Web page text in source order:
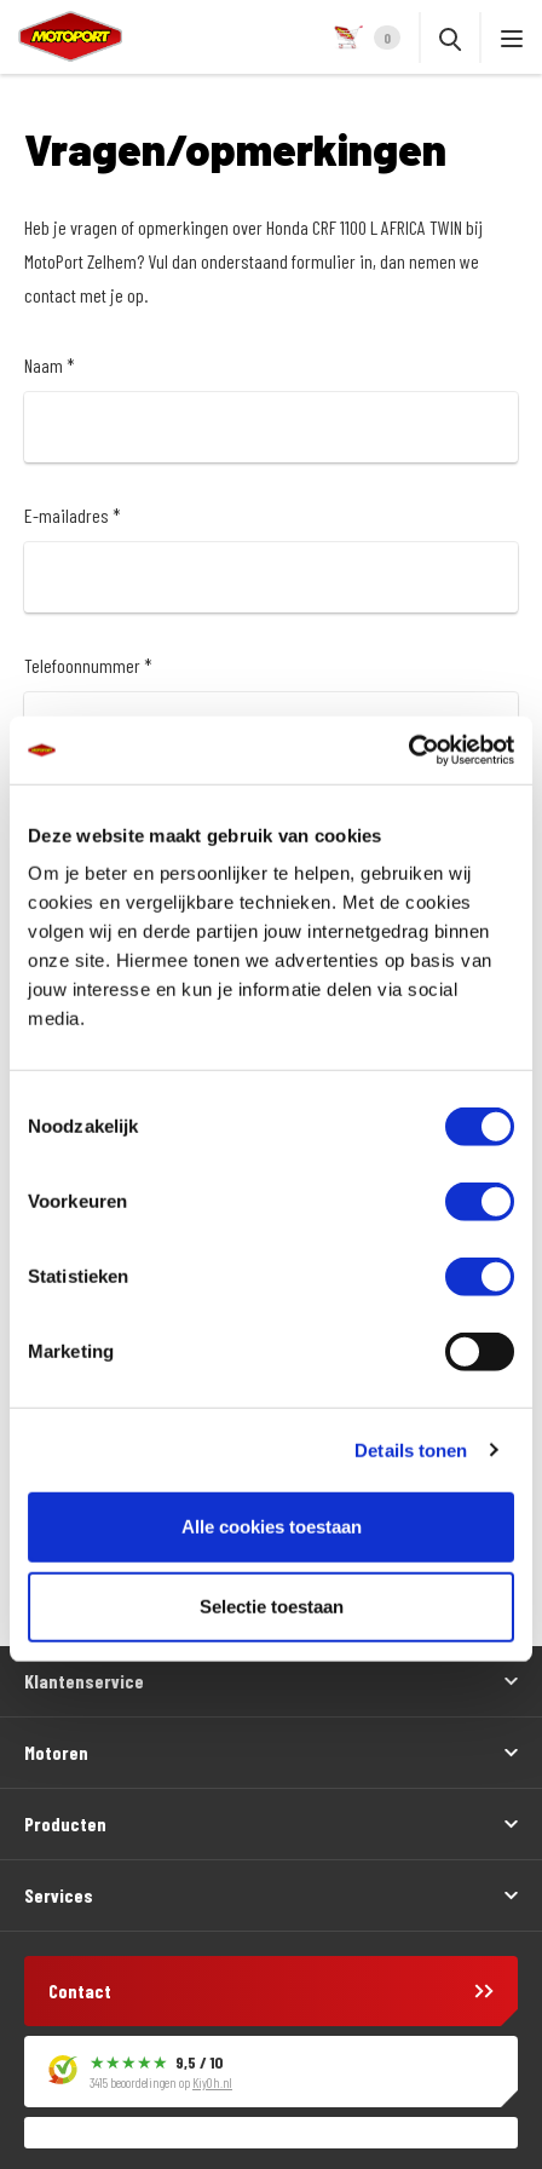
Deze website maakt gebruik van cookies
Om je beter en persoonlijker te helpen, gebruiken wij
cookies en vergelijkbare technieken. Met de cookies
volgen wij en derde partijen jouw internetgedrag binnen
onze site. Hiermee tonen we advertenties op basis van
jouw interesse en kun je informatie delen via social
media.
Noodzakelijk
Voorkeuren
Statistieken
Marketing
Details tonen
Alle cookies toestaan
Selectie toestaan
0
Vragen/opmerkingen
Heb je vragen of opmerkingen over Honda CRF 1100 L AFRICA TWIN bij
MotoPort Zelhem? Vul dan onderstaand formulier in, dan nemen we
contact met je op.
Naam *
E-mailadres *
Telefoonnummer *
Wil je een financieringsaanbod *
Versturen
Klantenservice
Motoren
Producten
Services
Contact
9,5 / 10
3415 beoordelingen op KiyOh.nl